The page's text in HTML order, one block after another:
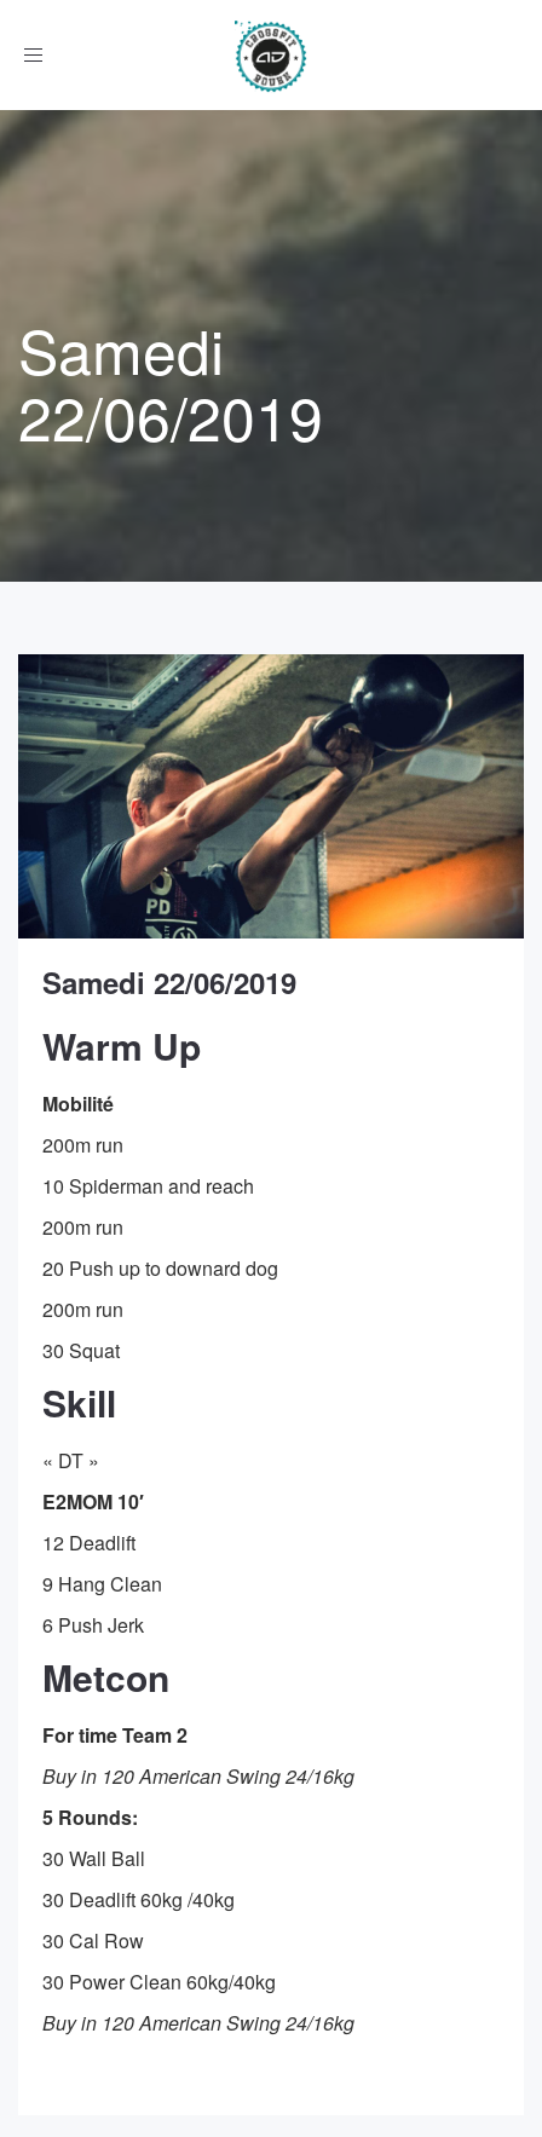
Afficher
Samedi
22/06/2019
Samedi 22/06/2019
Warm Up
Mobilité
200m run
10 Spiderman and reach
200m run
20 Push up to downard dog
200m run
30 Squat
Skill
« DT »
E2MOM 10′
12 Deadlift
9 Hang Clean
6 Push Jerk
Metcon
For time Team 2
Buy in 120 American Swing 24/16kg
5 Rounds:
30 Wall Ball
30 Deadlift 60kg /40kg
30 Cal Row
30 Power Clean 60kg/40kg
Buy in 120 American Swing 24/16kg